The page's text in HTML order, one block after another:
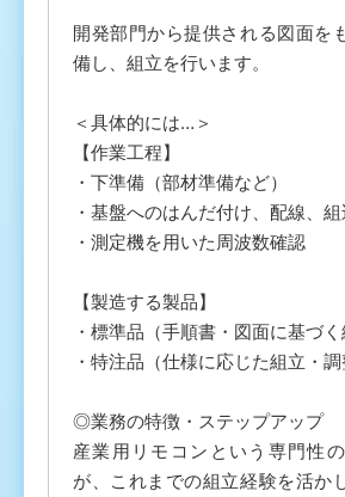
開発部門から提供される図面を
備し、組立を行います。
＜具体的には…＞
【作業工程】
・下準備（部材準備など）
・基盤へのはんだ付け、配線、
・測定機を用いた周波数確認
【製造する製品】
・標準品（手順書・図面に基づく
・特注品（仕様に応じた組立・調
◎業務の特徴・ステップアップ
産業用リモコンという専門性
が、これまでの組立経験を活か